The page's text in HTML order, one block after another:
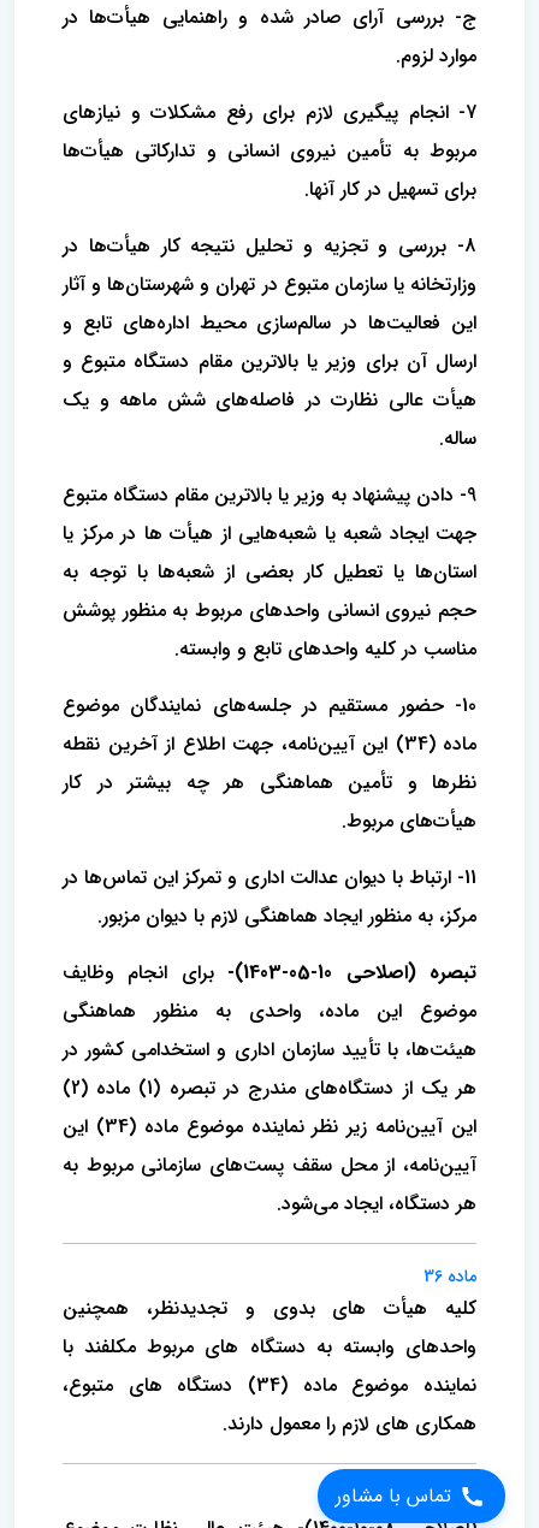
تماس با مشاور
ج- بررسی آرای صادر شده و راهنمایی هیأت‌ها در
موارد لزوم.
7- انجام پیگیری لازم برای رفع مشکلات و نیازهای
مربوط به تأمین نیروی انسانی و تدارکاتی هیأت‌ها
برای تسهیل در کار آنها.
8- بررسی و تجزیه و تحلیل نتیجه کار هیأت‌ها در
وزارتخانه یا سازمان متبوع در تهران و شهرستان‌ها و آثار
این فعالیت‌ها در سالم‌سازی محیط اداره‌های تابع و
ارسال آن برای وزیر یا بالاترین مقام دستگاه متبوع و
هیأت عالی نظارت در فاصله‌های شش ماهه و یک
ساله.
9- دادن پیشنهاد به وزیر یا بالاترین مقام دستگاه متبوع
جهت ایجاد شعبه یا شعبه‌هایی از هیأت ها در مرکز یا
استان‌ها یا تعطیل کار بعضی از شعبه‌ها با توجه به
حجم نیروی انسانی واحدهای مربوط به منظور پوشش
مناسب در کلیه واحدهای تابع و وابسته.
10- حضور مستقیم در جلسه‌های نمایندگان موضوع
ماده (34) این آیین‌نامه، جهت اطلاع از آخرین نقطه
نظرها و تأمین هماهنگی هر چه بیشتر در کار
هیأت‌های مربوط.
11- ارتباط با دیوان عدالت اداری و تمرکز این تماس‌ها در
مرکز، به منظور ایجاد هماهنگی لازم با دیوان مزبور.
تبصره (اصلاحی 10-05-1403)-
برای انجام وظایف
موضوع این ماده، واحدی به منظور هماهنگی
هیئت‌ها، با تأیید سازمان اداری و استخدامی کشور در
هر یک از دستگاه‌های مندرج در تبصره (1) ماده (2)
این آیین‌نامه زیر نظر نماینده موضوع ماده (34) این
آیین‌نامه، از محل سقف پست‌های سازمانی مربوط به
هر دستگاه، ایجاد می‌شود.
ماده 36
کلیه هیأت های بدوی و تجدیدنظر، همچنین
واحدهای وابسته به دستگاه های مربوط مکلفند با
نماینده موضوع ماده (34) دستگاه های متبوع،
همکاری های لازم را معمول دارند.
ماده 37